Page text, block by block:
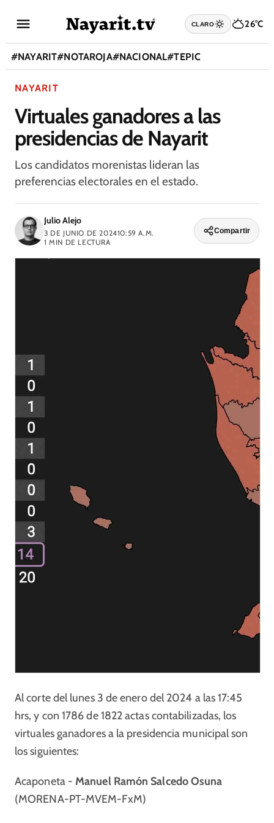
CLARO 26°C
#NAYARIT#NOTAROJA#NACIONAL#TEPIC
NAYARIT
Virtuales ganadores a las
presidencias de Nayarit
Los candidatos morenistas lideran las
preferencias electorales en el estado.
Julio Alejo
3 DE JUNIO DE 202410:59 A.M.
1 MIN DE LECTURA
Compartir
Al corte del lunes 3 de enero del 2024 a las 17:45
hrs, y con 1786 de 1822 actas contabilizadas, los
virtuales ganadores a la presidencia municipal son
los siguientes:
Acaponeta -Manuel Ramón Salcedo Osuna
(MORENA-PT-MVEM-FxM)